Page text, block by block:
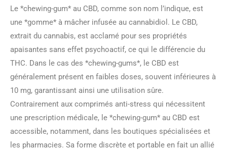
Le *chewing-gum* au CBD, comme son nom l’indique, est
une *gomme* à mâcher infusée au cannabidiol. Le CBD,
extrait du cannabis, est acclamé pour ses propriétés
apaisantes sans effet psychoactif, ce qui le différencie du
THC. Dans le cas des *chewing-gums*, le CBD est
généralement présent en faibles doses, souvent inférieures à
10 mg, garantissant ainsi une utilisation sûre.
Contrairement aux comprimés anti-stress qui nécessitent
une prescription médicale, le *chewing-gum* au CBD est
accessible, notamment, dans les boutiques spécialisées et
les pharmacies. Sa forme discrète et portable en fait un allié